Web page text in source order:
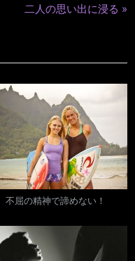
N
t
P
o
s
:
二人の思い出に浸る
不屈の精神で諦めない！